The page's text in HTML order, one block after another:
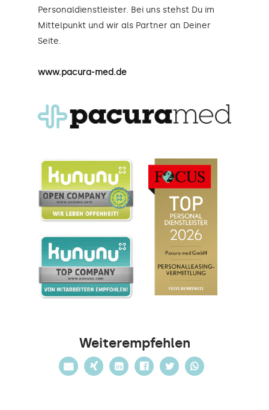
Personaldienstleister. Bei uns stehst Du im
Mittelpunkt und wir als Partner an Deiner
Seite.
www.pacura-med.de
Weiterempfehlen